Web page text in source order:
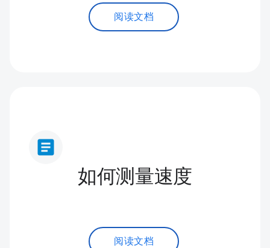
阅读文档
article
如何测量速度
阅读文档